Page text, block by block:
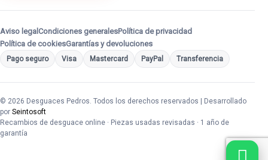
Aviso legal Condiciones generalesPolítica de privacidad
Política de cookiesGarantías y devoluciones
Pago seguro Visa Mastercard PayPal Transferencia
© 2026 Desguaces Pedros. Todos los derechos reservados | Desarrollado
por Seintosoft
Recambios de desguace online · Piezas usadas revisadas · 1 año de
garantía